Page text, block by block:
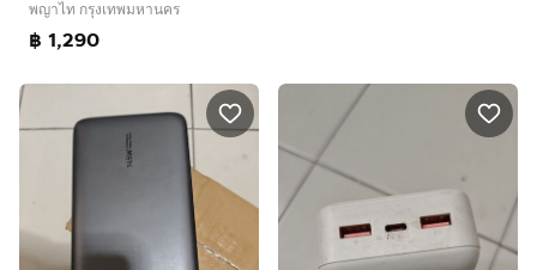
พญาไท กรุงเทพมหานคร
฿ 1,290